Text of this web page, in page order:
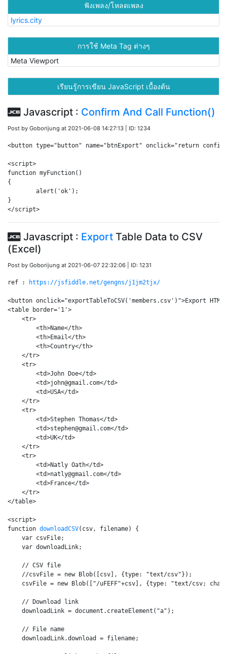
ฟังเพลง/โหลดเพลง
lyrics.city
การใช้ Meta Tag ต่างๆ
Meta Viewport
เรียนรู้การเขียน JavaScript เบื้องต้น
Javascript : Confirm And Call Function()
Post by Goborijung at 2021-06-08 14:27:13 | ID: 1234
<button type="button" name="btnExport" onclick="return
<script>
function myFunction()
{
}
</script>
Javascript : Export Table Data to CSV
(Excel)
Post by Goborijung at 2021-06-07 22:32:06 | ID: 1231
ref : https://jsfiddle.net/gengns/j1jm2tjx/
<button onclick="exportTableToCSV('members.csv')">Export
<table border='1'>
    <tr>
        <th>Name</th>
        <th>Email</th>
        <th>Country</th>
    </tr>
    <tr>
        <td>John Doe</td>
        <td>john@gmail.com</td>
        <td>USA</td>
    </tr>
    <tr>
        <td>Stephen Thomas</td>
        <td>stephen@gmail.com</td>
        <td>UK</td>
    </tr>
    <tr>
        <td>Natly Oath</td>
        <td>natly@gmail.com</td>
        <td>France</td>
    </tr>
</table>
<script>
function downloadCSV(csv, filename) {
    var csvFile;
    var downloadLink;
    // CSV file
    //csvFile = new Blob([csv], {type: "text/csv"});
csvFile = new Blob(["/uFEFF"+csv], {type: "text/csv;
    // Download link
    downloadLink = document.createElement("a");
    // File name
    downloadLink.download = filename;